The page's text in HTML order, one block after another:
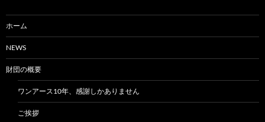
ホーム
NEWS
財団の概要
ワンアース10年、感謝しかありません
ご挨拶